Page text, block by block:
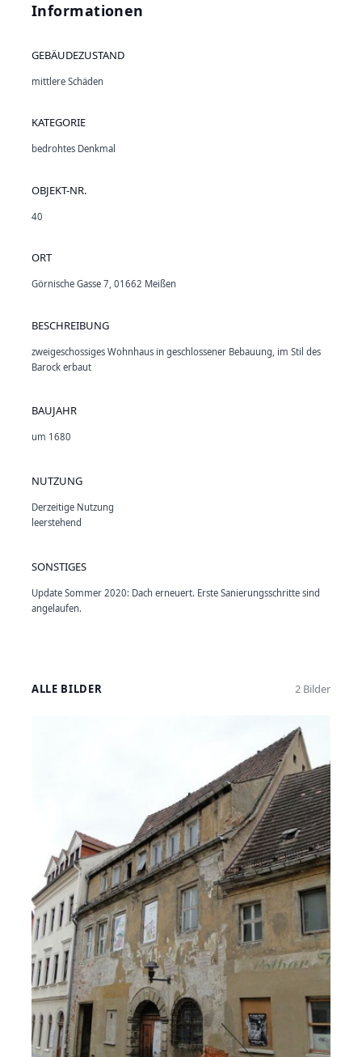
Informationen
GEBÄUDEZUSTAND
mittlere Schäden
KATEGORIE
bedrohtes Denkmal
OBJEKT-NR.
40
ORT
Görnische Gasse 7, 01662 Meißen
BESCHREIBUNG
zweigeschossiges Wohnhaus in geschlossener Bebauung, im Stil des
Barock erbaut
BAUJAHR
um 1680
NUTZUNG
Derzeitige Nutzung
leerstehend
SONSTIGES
Update Sommer 2020: Dach erneuert. Erste Sanierungsschritte sind
angelaufen.
ALLE BILDER 2 Bilder